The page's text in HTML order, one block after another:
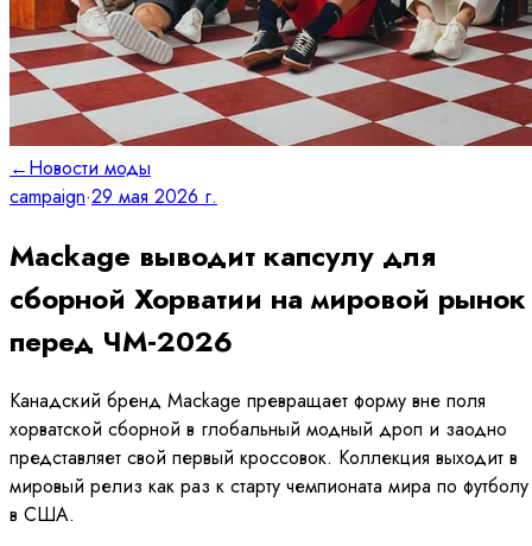
←Новости моды
campaign·29 мая 2026 г.
Mackage выводит капсулу для
сборной Хорватии на мировой рынок
перед ЧМ‑2026
Канадский бренд Mackage превращает форму вне поля
хорватской сборной в глобальный модный дроп и заодно
представляет свой первый кроссовок. Коллекция выходит в
мировый релиз как раз к старту чемпионата мира по футболу
в США.